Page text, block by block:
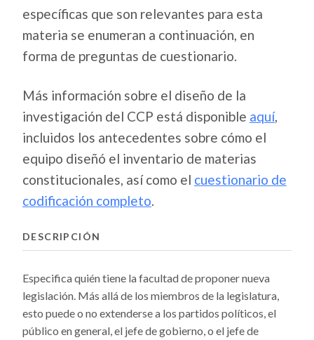
específicas que son relevantes para esta
materia se enumeran a continuación, en
forma de preguntas de cuestionario.
Más información sobre el diseño de la
investigación del CCP está disponible aquí,
incluidos los antecedentes sobre cómo el
equipo diseñó el inventario de materias
constitucionales, así como el cuestionario de
codificación completo
DESCRIPCIÓN
Especifica quién tiene la facultad de proponer nueva
legislación. Más allá de los miembros de la legislatura,
esto puede o no extenderse a los partidos políticos, el
público en general, el jefe de gobierno, o el jefe de